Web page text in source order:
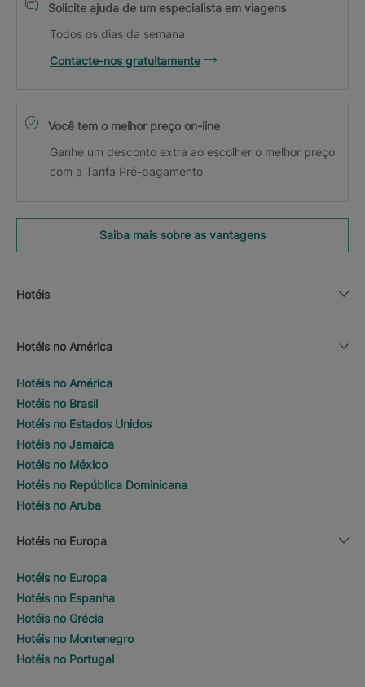
Solicite ajuda de um especialista em viagens
Todos os dias da semana
Contacte-nos gratuitamente
Você tem o melhor preço on-line
Ganhe um desconto extra ao escolher o melhor preço
com a Tarifa Pré-pagamento
Saiba mais sobre as vantagens
Hotéis
Hotéis no América
Hotéis no América
Hotéis no Brasil
Hotéis no Estados Unidos
Hotéis no Jamaica
Hotéis no México
Hotéis no República Dominicana
Hotéis no Aruba
Hotéis no Europa
Hotéis no Europa
Hotéis no Espanha
Hotéis no Grécia
Hotéis no Montenegro
Hotéis no Portugal